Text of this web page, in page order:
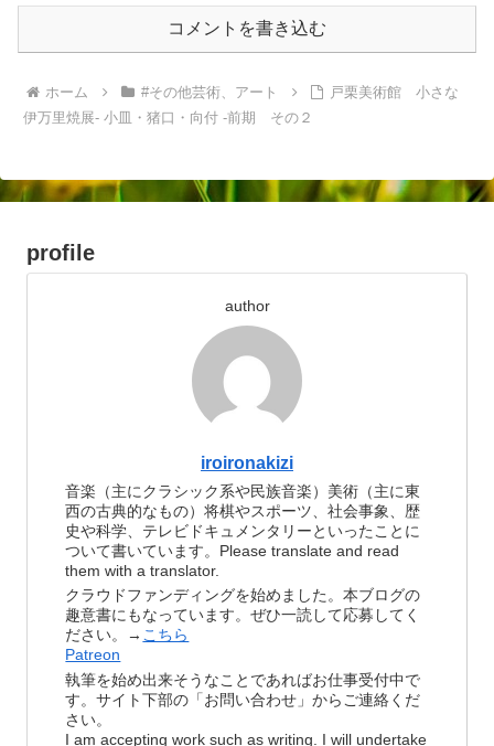
コメントを書き込む
ホーム #その他芸術、アート
戸栗美術館 小さな
伊万里焼展- 小皿・猪口・向付 -前期 その２
profile
author
iroironakizi
音楽（主にクラシック系や民族音楽）美術（主に東
西の古典的なもの）将棋やスポーツ、社会事象、歴
史や科学、テレビドキュメンタリーといったことに
ついて書いています。Please translate and read
them with a translator.
クラウドファンディングを始めました。本ブログの
趣意書にもなっています。ぜひ一読して応募してく
ださい。→ こちら
Patreon
執筆を始め出来そうなことであればお仕事受付中で
す。サイト下部の「お問い合わせ」からご連絡くだ
さい。
I am accepting work such as writing. I will undertake